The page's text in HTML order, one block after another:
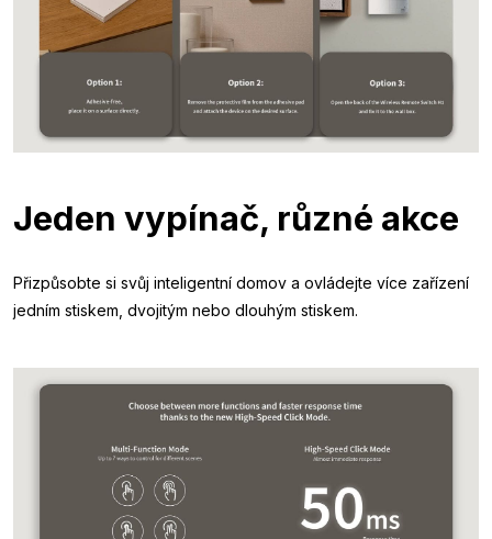
Jeden vypínač, různé akce
Přizpůsobte si svůj inteligentní domov a ovládejte více zařízení
jedním stiskem, dvojitým nebo dlouhým stiskem.